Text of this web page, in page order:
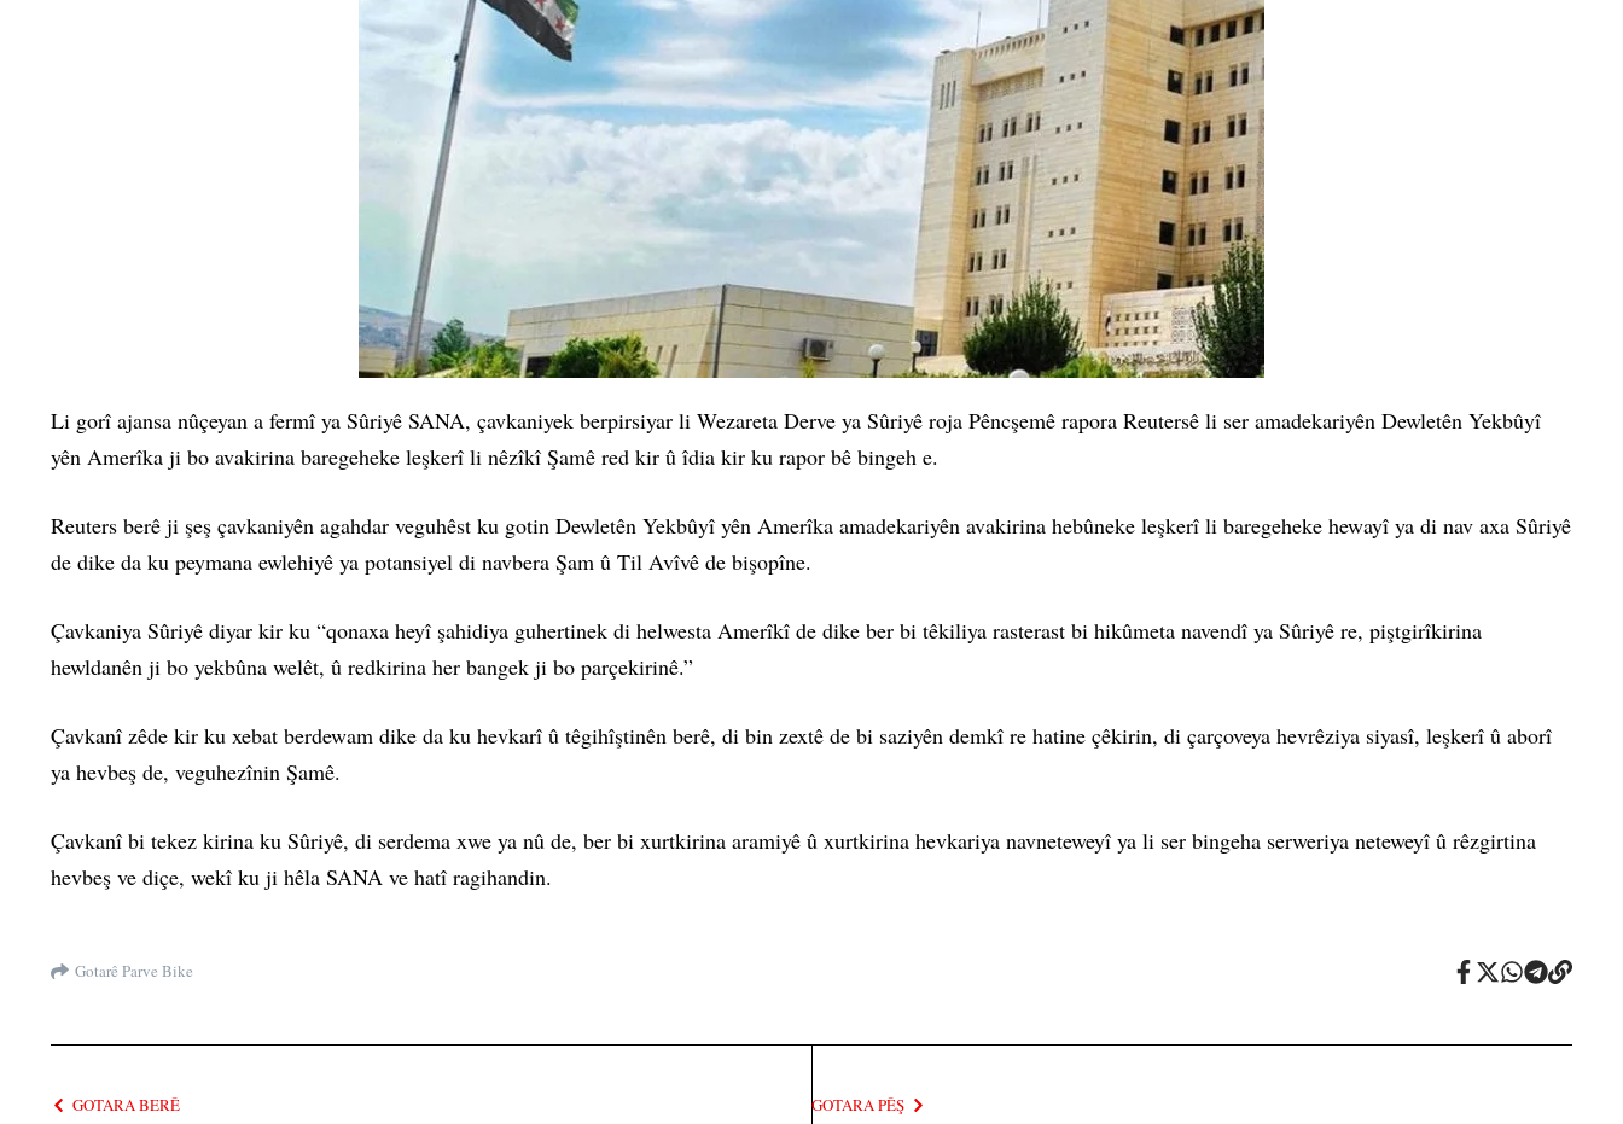
Li gorî ajansa nûçeyan a fermî ya Sûriyê SANA, çavkaniyek berpirsiyar li Wezareta Derve ya Sûriyê roja Pêncşemê rapora Reutersê li ser amadekariyên Dewletên Yekbûyî
yên Amerîka ji bo avakirina baregeheke leşkerî li nêzîkî Şamê red kir û îdia kir ku rapor bê bingeh e.
Reuters berê ji şeş çavkaniyên agahdar veguhêst ku gotin Dewletên Yekbûyî yên Amerîka amadekariyên avakirina hebûneke leşkerî li baregeheke hewayî ya di nav axa Sûriyê
de dike da ku peymana ewlehiyê ya potansiyel di navbera Şam û Til Avîvê de bişopîne.
Çavkaniya Sûriyê diyar kir ku “qonaxa heyî şahidiya guhertinek di helwesta Amerîkî de dike ber bi têkiliya rasterast bi hikûmeta navendî ya Sûriyê re, piştgirîkirina
hewldanên ji bo yekbûna welêt, û redkirina her bangek ji bo parçekirinê.”
Çavkanî zêde kir ku xebat berdewam dike da ku hevkarî û têgihîştinên berê, di bin zextê de bi saziyên demkî re hatine çêkirin, di çarçoveya hevrêziya siyasî, leşkerî û aborî
ya hevbeş de, veguhezînin Şamê.
Çavkanî bi tekez kirina ku Sûriyê, di serdema xwe ya nû de, ber bi xurtkirina aramiyê û xurtkirina hevkariya navneteweyî ya li ser bingeha serweriya neteweyî û rêzgirtina
hevbeş ve diçe, wekî ku ji hêla SANA ve hatî ragihandin.
Gotarê Parve Bike
GOTARA BERÊ GOTARA PÊŞ